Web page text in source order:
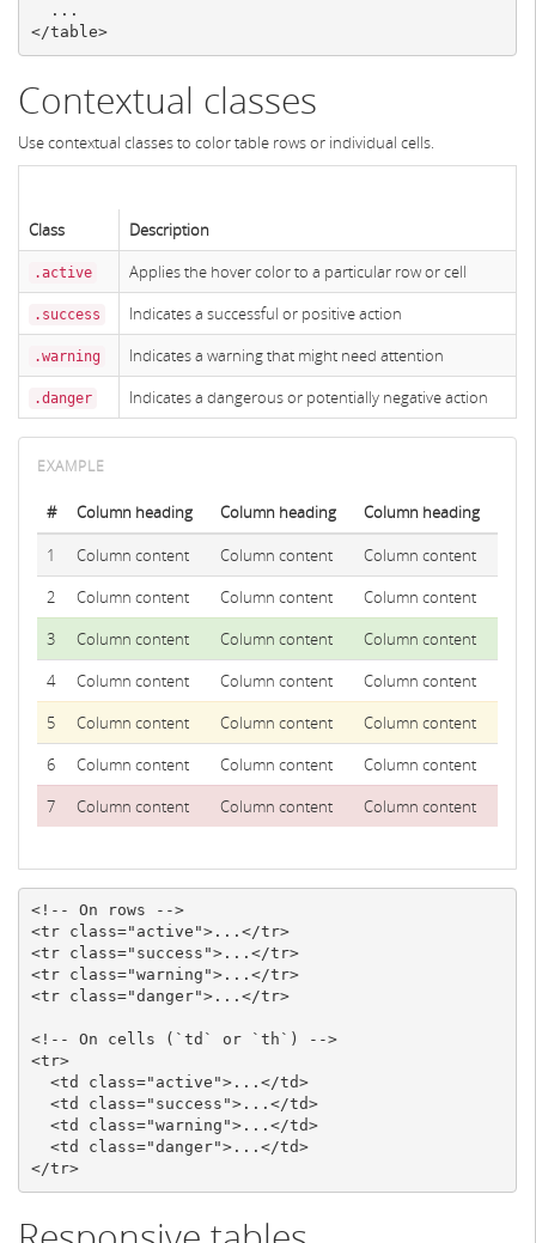
</table>
Contextual classes
Use contextual classes to color table rows or individual cells.
Class Description
.active Applies the hover color to a particular row or cell
.success Indicates a successful or positive action
.warning Indicates a warning that might need attention
.danger Indicates a dangerous or potentially negative action
# Column heading Column heading
Column heading
1
Column content Column content
Column content
2
Column content Column content
Column content
3
Column content Column content
Column content
4
Column content Column content
Column content
5
Column content Column content
Column content
6
Column content Column content
Column content
7
Column content Column content Column content
<!-- On rows -->
<tr
class="active">... </tr>
<tr
class="success">... </tr>
<tr
class="warning">... </tr>
<tr
class="danger">... </tr>
<!-- On cells (`td` or `th`) -->
<tr>
<td
class="active">... </td>
<td
class="success">... </td>
<td
class="warning">... </td>
<td
class="danger">... </td>
</tr>